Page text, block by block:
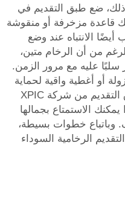
ذلك، ضع طبق التقديم في
قاعدة مزخرفة أو منقوشة
الانتباه عند وضع
من أن الرخام متين،
عليه مع مرور الزمن.
أو أغطية واقية لحماية
أطباق التقديم. وقد صُمّمت أطباق التقديم من شركة XPIC
الاستمتاع بجمالها
وباتباع خطوات بسيطة،
الرخامية السوداء